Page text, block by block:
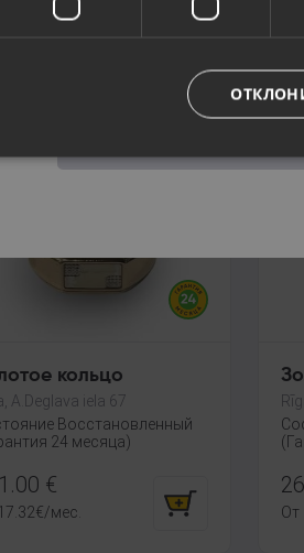
24 месяца)
От
кольцо
A.Deglava iela 67
Восстановленный
24 месяца)
€
€/мес. От
Язык